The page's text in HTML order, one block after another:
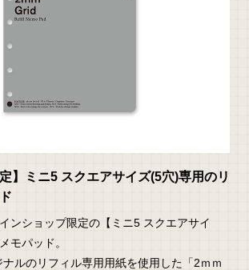
】ミニ5 スクエアサイズ(5穴)専用のリ
ンショップ限定の【ミニ5 スクエアサイ
モパッド。
ナルのリフィル専用用紙を使用した「2ｍｍ